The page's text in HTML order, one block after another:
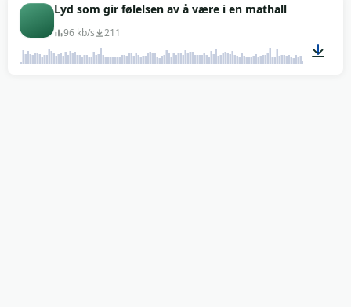
Lyd som gir følelsen av å være i en mathall
96 kb/s 211